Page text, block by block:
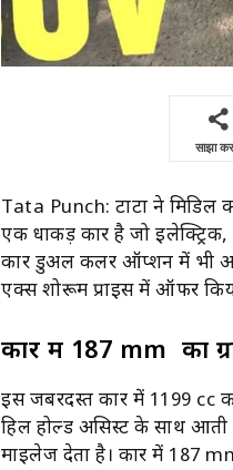
साझा
Tata Punch: टाटा ने मिडिल
एक धाकड़ कार है जो
कार डुअल कलर ऑप्शन में भी
एक्स शोरूम प्राइस में ऑफर
कार में 187 mm का
इस जबरदस्त कार में 1199 cc
हिल होल्ड असिस्ट के साथ आती
माइलेज देता है। कार में 187